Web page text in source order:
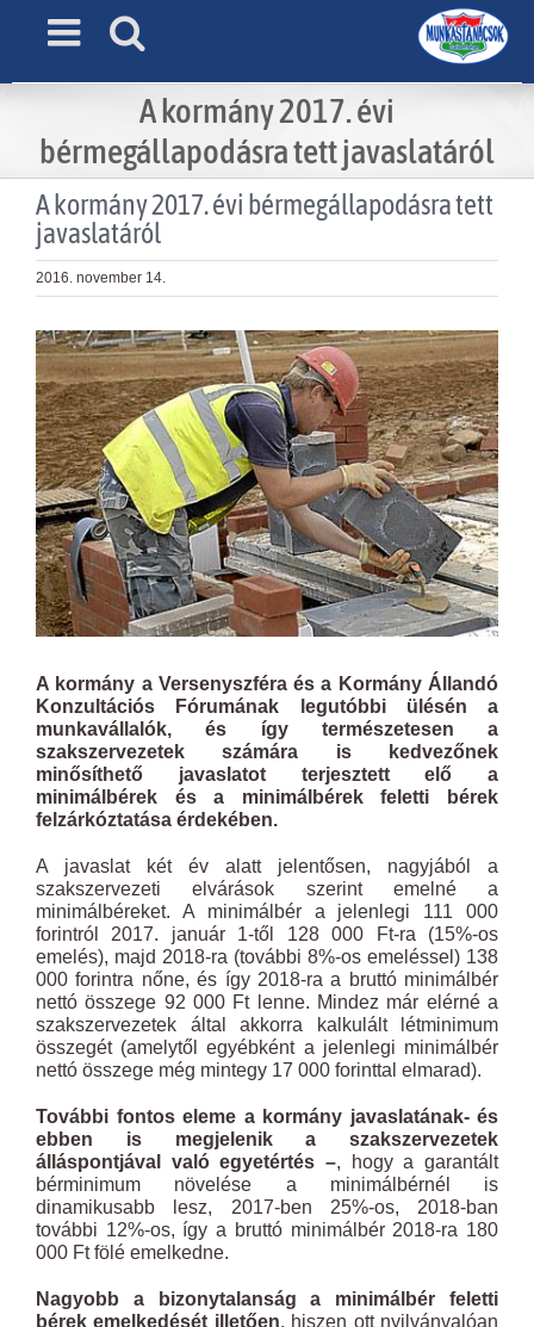
A kormány 2017. évi
bérmegállapodásra tett javaslatáról
A kormány 2017. évi bérmegállapodásra tett
javaslatáról
2016. november 14.
View
Larger
Image
A kormány a Versenyszféra és a Kormány Állandó
Konzultációs Fórumának legutóbbi ülésén a
munkavállalók, és így természetesen a
szakszervezetek számára is kedvezőnek
minősíthető javaslatot terjesztett elő a
minimálbérek és a minimálbérek feletti bérek
felzárkóztatása érdekében.
A javaslat két év alatt jelentősen, nagyjából a
szakszervezeti elvárások szerint emelné a
minimálbéreket. A minimálbér a jelenlegi 111 000
forintról 2017. január 1-től 128 000 Ft-ra (15%-os
emelés), majd 2018-ra (további 8%-os emeléssel) 138
000 forintra nőne, és így 2018-ra a bruttó minimálbér
nettó összege 92 000 Ft lenne. Mindez már elérné a
szakszervezetek által akkorra kalkulált létminimum
összegét (amelytől egyébként a jelenlegi minimálbér
nettó összege még mintegy 17 000 forinttal elmarad).
További fontos eleme a kormány javaslatának- és
ebben is megjelenik a szakszervezetek
álláspontjával való egyetértés –, hogy a garantált
bérminimum növelése a minimálbérnél is
dinamikusabb lesz, 2017-ben 25%-os, 2018-ban
további 12%-os, így a bruttó minimálbér 2018-ra 180
000 Ft fölé emelkedne.
Nagyobb a bizonytalanság a minimálbér feletti
bérek emelkedését illetően, hiszen ott nyilvánvalóan